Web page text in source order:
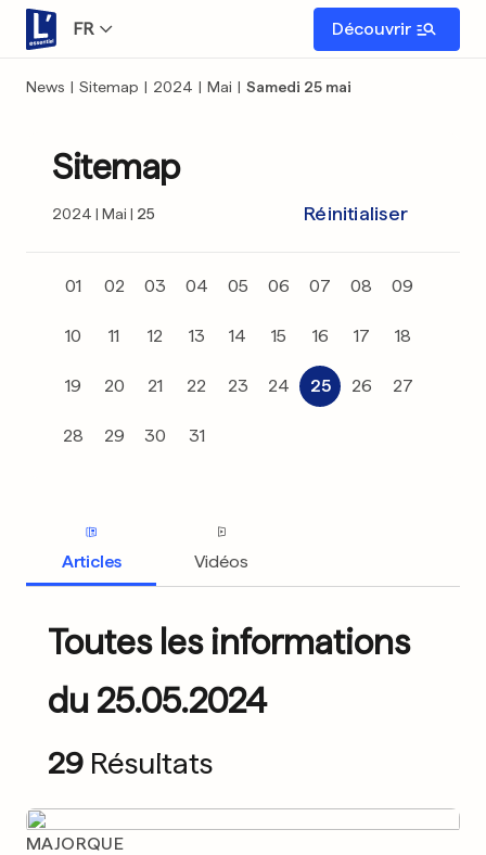
FR Découvrir
News | Sitemap | 2024 | Mai | Samedi 25 mai
Sitemap
2024 Mai 25 Réinitialiser
01 02 03 04 05 06 07 08 09
10 11 12 13 14 15 16 17 18
19 20 21 22 23 24 25 26 27
28 29 30 31
Articles Vidéos
Toutes les informations
du 25.05.2024
29 Résultats
MAJORQUE